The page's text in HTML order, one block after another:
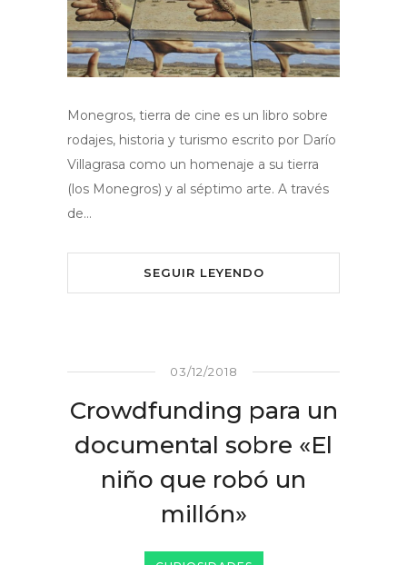
Monegros, tierra de cine es un libro sobre
rodajes, historia y turismo escrito por Darío
Villagrasa como un homenaje a su tierra
(los Monegros) y al séptimo arte. A través
de…
SEGUIR LEYENDO
03/12/2018
Crowdfunding para un
documental sobre «El
niño que robó un
millón»